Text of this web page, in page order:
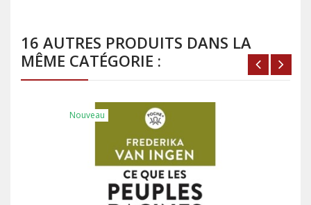
16 AUTRES PRODUITS DANS LA
MÊME CATÉGORIE :
Nouveau